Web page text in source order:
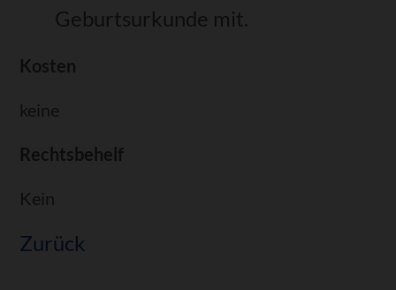
Geburtsurkunde mit.
Kosten
keine
Rechtsbehelf
Kein
Zurück